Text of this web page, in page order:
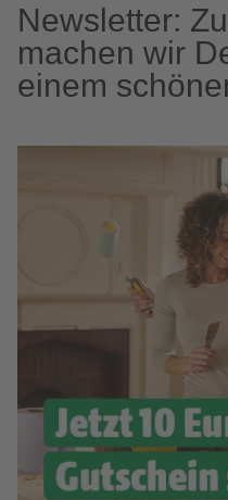
Newsletter:
machen wir
einem